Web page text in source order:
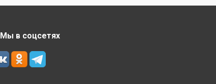
Мы в соцсетях